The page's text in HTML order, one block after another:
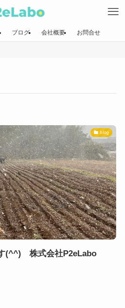
ブログ 会社概要 お問合せ
blog
(^^) 株式会社P2eLabo